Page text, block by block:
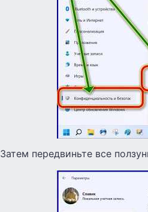
Затем передвиньте все